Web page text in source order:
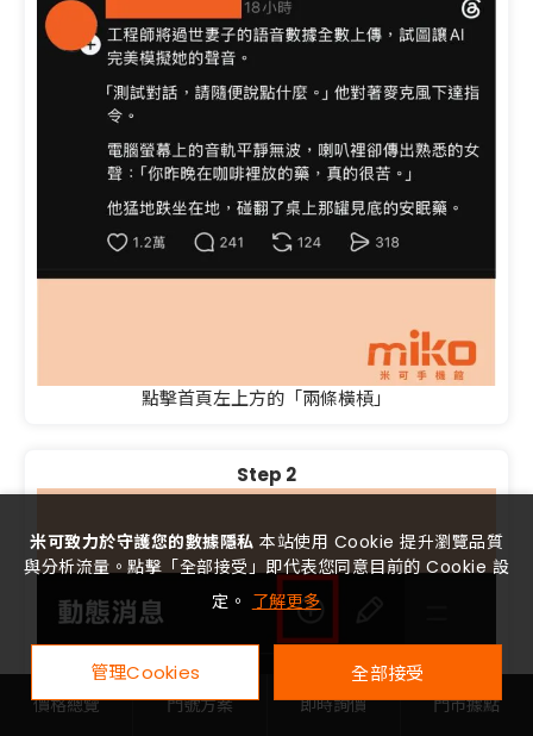
點擊首頁左上方的「兩條橫槓」
Step 2
價格總覽 門號方案 即時詢價 門市據點
米可致力於守護您的數據隱私 本站使用 Cookie 提升瀏覽品質
與分析流量。點擊「全部接受」即代表您同意目前的 Cookie 設
定。 了解更多
管理Cookies 全部接受